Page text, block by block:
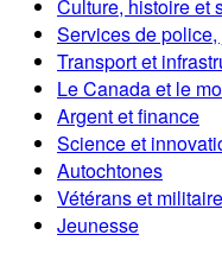
Culture, histoire et
Services de
Transport et
Le Canada et le
Argent et finance
Science et
Autochtones
Vétérans et
Jeunesse